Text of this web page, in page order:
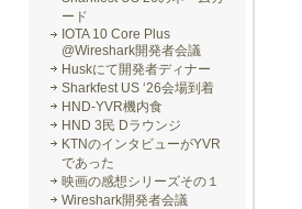
ード
IOTA 10 Core Plus
@Wireshark開発者会議
Huskにて開発者ディナー
Sharkfest US ‘26会場到着
HND-YVR機内食
HND 3民 Dラウンジ
KTNのインタビューがYVR
であった
映画の感想シリーズその１
Wireshark開発者会議